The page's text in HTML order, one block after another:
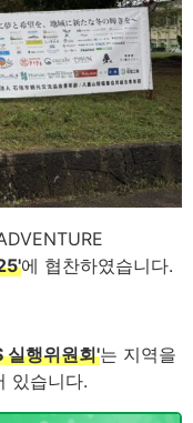
에 협찬하였습니다.
실행위원회'는 지역을
있습니다.